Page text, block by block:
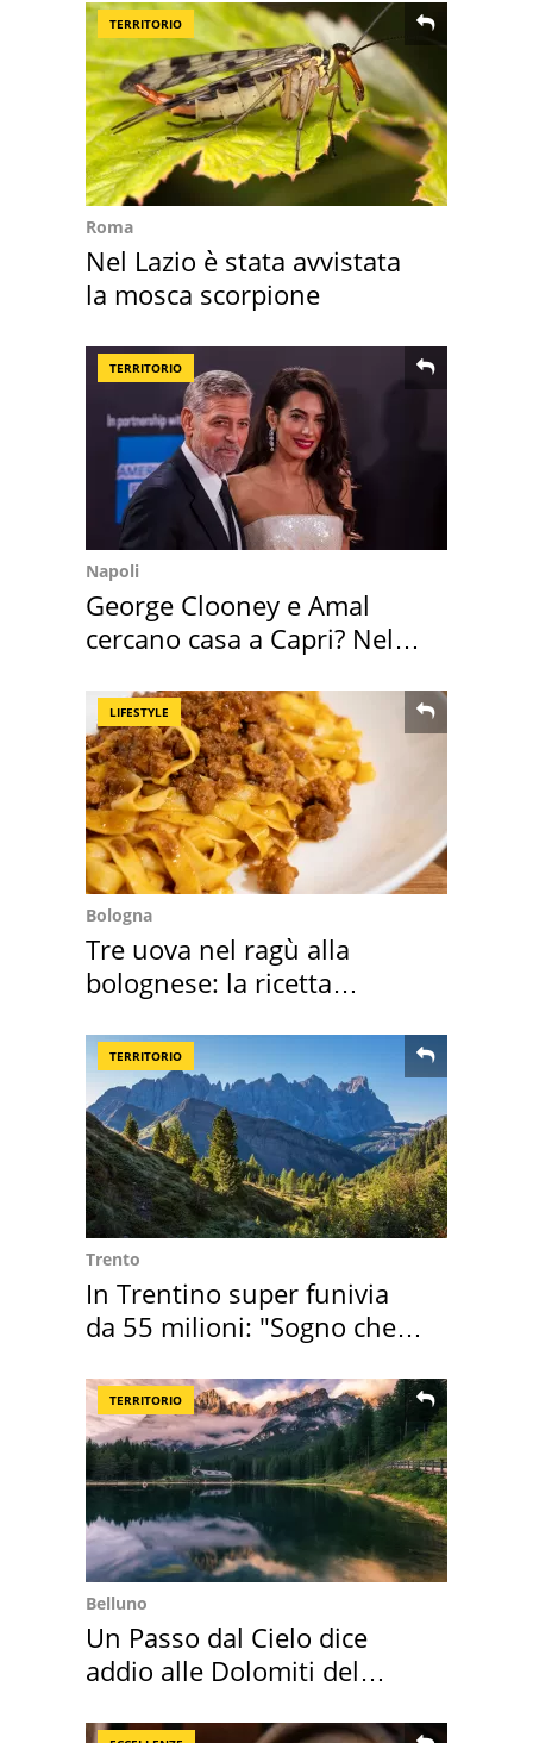
TERRITORIO
Roma
Nel Lazio è stata avvistata
la mosca scorpione
TERRITORIO
Napoli
George Clooney e Amal
cercano casa a Capri? Nel
LIFESTYLE
Bologna
Tre uova nel ragù alla
bolognese: la ricetta
TERRITORIO
Trento
In Trentino super funivia
da 55 milioni: "Sogno che si
TERRITORIO
Belluno
Un Passo dal Cielo dice
addio alle Dolomiti del